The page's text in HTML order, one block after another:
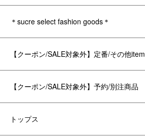
＊sucre select fashion goods＊
【クーポン/SALE対象外】定番/その他item
【クーポン/SALE対象外】予約/別注商品
トップス